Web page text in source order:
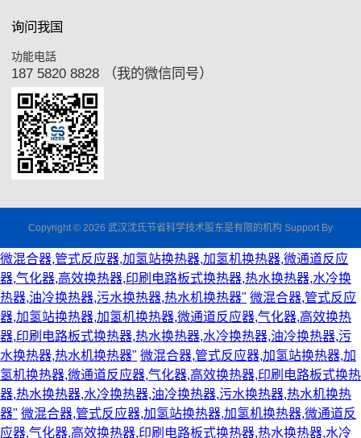
询问我国
功能电話
187 5820 8828 （我的微信同号）
Copyright © 2026 武汉沈氏节省科学技术股东是有限的机构 Support By
微混合器,管式反应器,加氢站换热器,加氢机换热器,微通道反应
器,气化器,高效换热器,印刷电路板式换热器,热水换热器,水冷换
热器,油冷换热器,污水换热器,热水机换热器" 微混合器,管式反应
器,加氢站换热器,加氢机换热器,微通道反应器,气化器,高效换热
器,印刷电路板式换热器,热水换热器,水冷换热器,油冷换热器,污
水换热器,热水机换热器" 微混合器,管式反应器,加氢站换热器,加
氢机换热器,微通道反应器,气化器,高效换热器,印刷电路板式换热
器,热水换热器,水冷换热器,油冷换热器,污水换热器,热水机换热
器" 微混合器,管式反应器,加氢站换热器,加氢机换热器,微通道反
应器,气化器,高效换热器,印刷电路板式换热器,热水换热器,水冷